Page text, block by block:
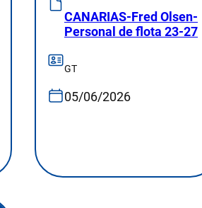
CANARIAS-Fred Olsen-
Personal de flota 23-27
GT
05/06/2026